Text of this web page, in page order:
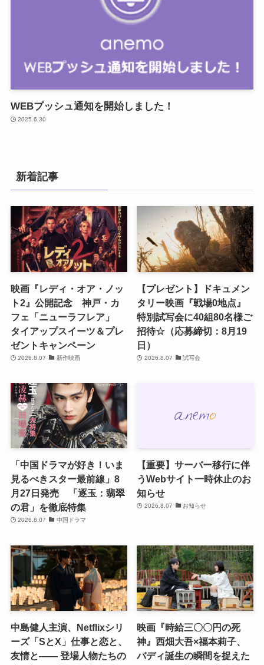
WEBプッシュ通知を開始しました！
2025.6.30
新着記事
映画『レディ・オア・ノッ
ト2』公開記念 神戸・カ
フェ「ニューラフレア」
タイアップスイーツ＆プレ
ゼントキャンペーン
2026.8.07 新作映画
【プレゼント】ドキュメン
タリー映画『戦場0地点』
特別試写会に40組80名様ご
招待☆（応募締切：8月19
日）
2026.8.07 試写会
「中国ドラマが好き！いま
見るべきスター最前線」8
月27日発売 「逐玉：翡翠
の君」を徹底特集
2026.8.07 中国ドラマ
【重要】サーバー移行に伴
うWebサイト一時休止のお
知らせ
2026.8.07 お知らせ
中島健人主演、Netflixシリ
ーズ「SとX」仕事と恋と、
友情と―― 登場人物たちの
映画『時給三〇〇円の死
神』西畑大吾×福本莉子、
バディ誕生の瞬間を捉えた